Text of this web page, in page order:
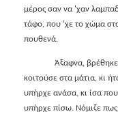
μέρος σαν να 'χαν
τάφο, που 'χε το χώμα
πουθενά.
Άξαφνα,
κοιτούσε στα μάτια, κι
υπήρχε ανάσα, κι ίσα
υπήρχε πίσω. Νόμιζε